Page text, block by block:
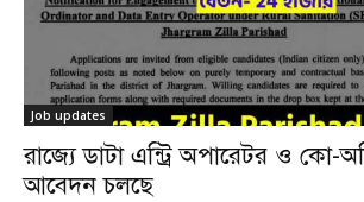
Job updates
রাজ্যে ডাটা এন্ট্রি অপারেটর ও কো-
আবেদন চলছে